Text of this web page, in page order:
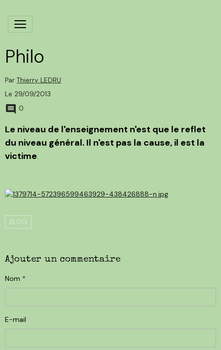
Philo
Par Thierry LEDRU
Le 29/09/2013
0
Le niveau de l'enseignement n'est que le reflet
du niveau général. Il n'est pas la cause, il est la
victime
BLOG
Ajouter un commentaire
Nom
E-mail